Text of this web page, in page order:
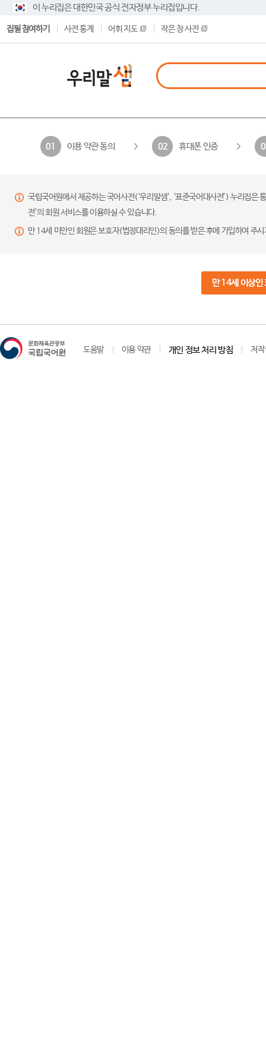
이 누리집은 대한민국 공식 전자정부 누리집입니다.
집필 참여하기 사전 통계 어휘 지도 작은 창 사전
01 이용 약관 동의 02 휴대폰 인증
국립국어원에서 제공하는 국어사전(‘우리말샘’, ‘표준국어대사전’) 누리집
전’의 회원 서비스를 이용하실 수 있습니다.
만 14세 미만인 회원은 보호자(법정대리인)의 동의를 받은 후에 가입하여 주
만 14세 이상인
도움말 이용 약관 개인 정보 처리 방침 저